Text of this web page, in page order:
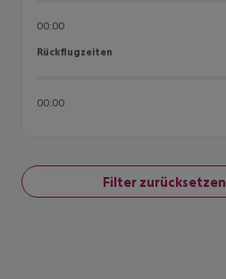
00:00
Rückflugzeiten
Rückflugzeiten
00:00
Filter zurücksetzen